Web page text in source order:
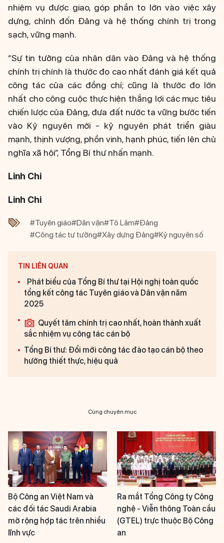
nhiệm vụ được giao, góp phần to lớn vào việc xây
dựng, chỉnh đốn Đảng và hệ thống chính trị trong
sạch, vững mạnh.
“Sự tin tưởng của nhân dân vào Đảng và hệ thống
chính trị chính là thước đo cao nhất đánh giá kết quả
công tác của các đồng chí; cũng là thước đo lớn
nhất cho công cuộc thực hiện thắng lợi các mục tiêu
chiến lược của Đảng, đưa đất nước ta vững bước tiến
vào Kỷ nguyên mới - kỷ nguyên phát triển giàu
mạnh, thịnh vượng, phồn vinh, hạnh phúc, tiến lên chủ
nghĩa xã hội”, Tổng Bí thư nhấn mạnh.
Linh Chi
Linh Chi
#Tuyên giáo#Dân vận#Tô Lâm#Đảng
#Công tác tư tưởng#Xây dựng Đảng#Kỷ nguyên số
TIN LIÊN QUAN
Phát biểu của Tổng Bí thư tại Hội nghị toàn quốc
tổng kết công tác Tuyên giáo và Dân vận năm
2025
Quyết tâm chính trị cao nhất, hoàn thành xuất
sắc nhiệm vụ công tác cán bộ
Tổng Bí thư: Đổi mới công tác đào tạo cán bộ theo
hướng thiết thực, hiệu quả
Cùng chuyên mục
Bộ Công an Việt Nam và
các đối tác Saudi Arabia
mở rộng hợp tác trên nhiều
lĩnh vực
Ra mắt Tổng Công ty Công
nghệ - Viễn thông Toàn cầu
(GTEL) trực thuộc Bộ Công
an